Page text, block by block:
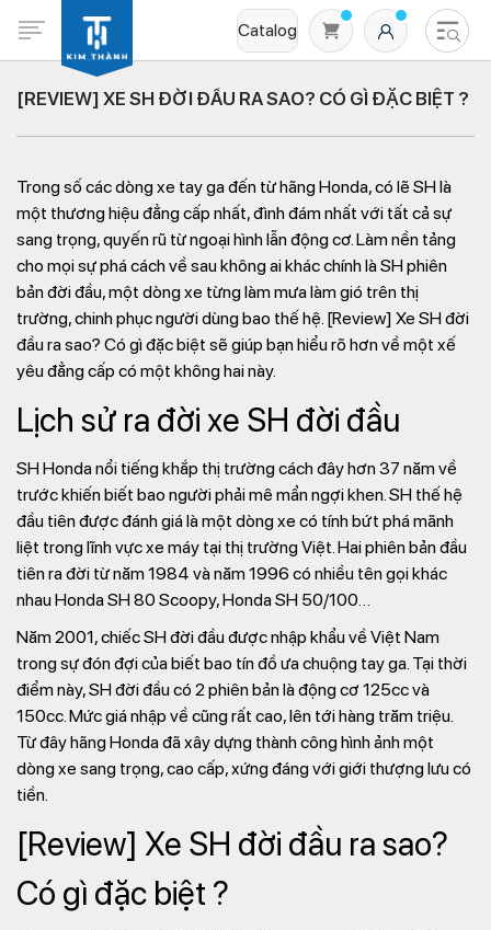
Catalog
Không có sản phẩm nào trong giỏ hàng
[REVIEW] XE SH ĐỜI ĐẦU RA SAO? CÓ GÌ ĐẶC BIỆT ?
Trong số các dòng xe tay ga đến từ hãng Honda, có lẽ SH là
một thương hiệu đẳng cấp nhất, đình đám nhất với tất cả sự
sang trọng, quyến rũ từ ngoại hình lẫn động cơ. Làm nền tảng
cho mọi sự phá cách về sau không ai khác chính là SH phiên
bản đời đầu, một dòng xe từng làm mưa làm gió trên thị
trường, chinh phục người dùng bao thế hệ. [Review] Xe SH đời
đầu ra sao? Có gì đặc biệt sẽ giúp bạn hiểu rõ hơn về một xế
yêu đẳng cấp có một không hai này.
Lịch sử ra đời xe SH đời đầu
SH Honda nổi tiếng khắp thị trường cách đây hơn 37 năm về
trước khiến biết bao người phải mê mẩn ngợi khen. SH thế hệ
đầu tiên được đánh giá là một dòng xe có tính bứt phá mãnh
liệt trong lĩnh vực xe máy tại thị trường Việt. Hai phiên bản đầu
tiên ra đời từ năm 1984 và năm 1996 có nhiều tên gọi khác
nhau Honda SH 80 Scoopy, Honda SH 50/100…
Năm 2001, chiếc SH đời đầu được nhập khẩu về Việt Nam
trong sự đón đợi của biết bao tín đồ ưa chuộng tay ga. Tại thời
điểm này, SH đời đầu có 2 phiên bản là động cơ 125cc và
150cc. Mức giá nhập về cũng rất cao, lên tới hàng trăm triệu.
Từ đây hãng Honda đã xây dựng thành công hình ảnh một
dòng xe sang trọng, cao cấp, xứng đáng với giới thượng lưu có
tiền.
[Review] Xe SH đời đầu ra sao?
Có gì đặc biệt ?